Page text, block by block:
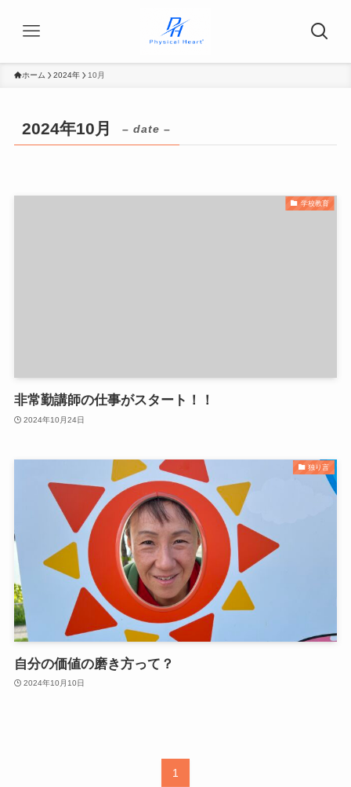
ホーム 2024年 10月
2024年10月 – date –
学校教育
非常勤講師の仕事がスタート！！
2024年10月24日
独り言
自分の価値の磨き方って？
2024年10月10日
1